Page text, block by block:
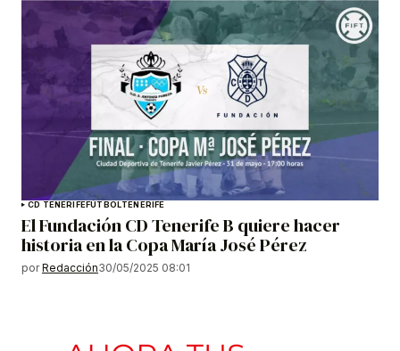
CD TENERIFEFÚTBOLTENERIFE
El Fundación CD Tenerife B quiere hacer
historia en la Copa María José Pérez
por Redacción30/05/2025 08:01